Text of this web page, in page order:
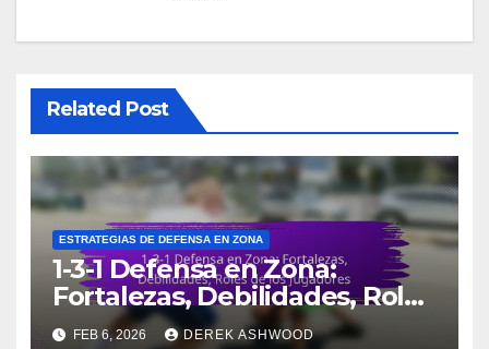
Related Post
ESTRATEGIAS DE DEFENSA EN ZONA
1-3-1 Defensa en Zona:
Fortalezas, Debilidades, Roles
de los Jugadores
FEB 6, 2026 DEREK ASHWOOD